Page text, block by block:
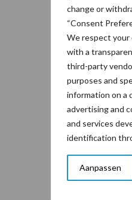
change or
“Consent
We respect your
with a
third-party
purposes and
information on a
advertising and
and services
identification
Aanpassen